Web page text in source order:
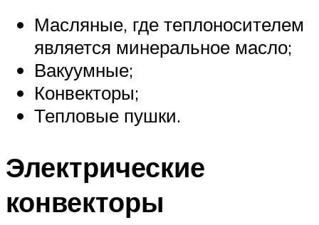
Масляные, где теплоносителем
является минеральное масло;
Вакуумные;
Конвекторы;
Тепловые пушки.
Электрические
конвекторы